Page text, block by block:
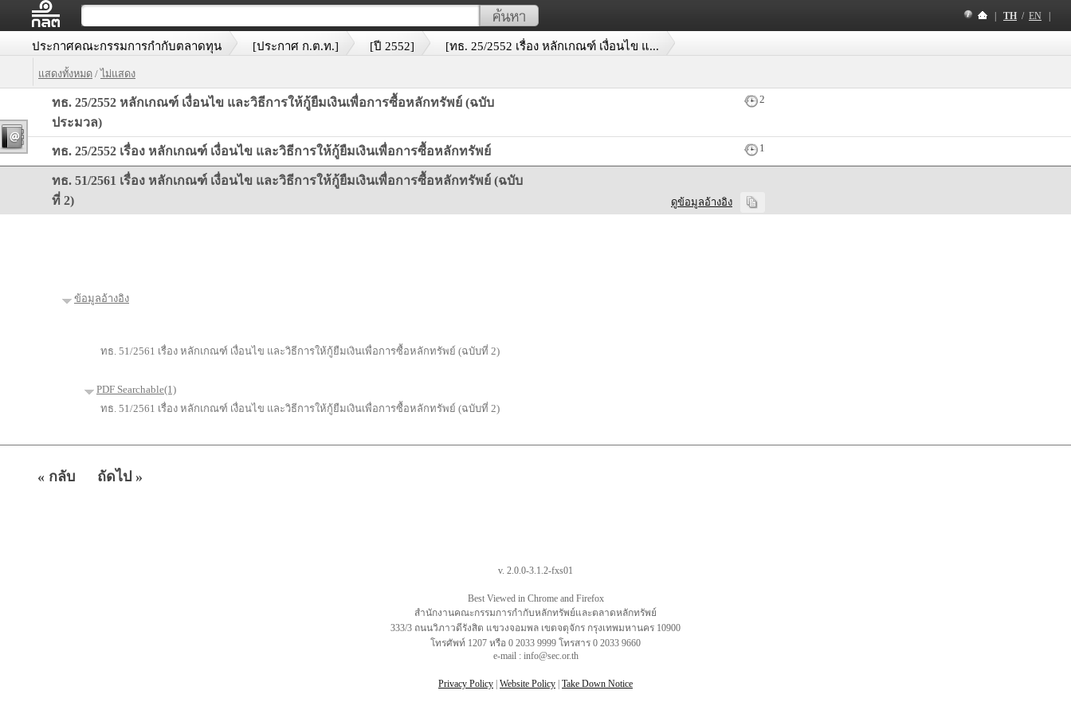
TH / EN
ประกาศคณะกรรมการกำกับตลาดทุน [ประกาศ ก.ต.ท.] [ปี 2552] [ทธ. 25/2552 เรื่อง หลักเกณฑ์ เงื่อนไข แ...
แสดงทั้งหมด / ไม่แสดง
ทธ. 25/2552 หลักเกณฑ์ เงื่อนไข และวิธีการให้กู้ยืมเงินเพื่อการซื้อหลักทรัพย์ (ฉบับ
ประมวล)
2
ทธ. 25/2552 เรื่อง หลักเกณฑ์ เงื่อนไข และวิธีการให้กู้ยืมเงินเพื่อการซื้อหลักทรัพย์ 1
ทธ. 51/2561 เรื่อง หลักเกณฑ์ เงื่อนไข และวิธีการให้กู้ยืมเงินเพื่อการซื้อหลักทรัพย์ (ฉบับ
ที่ 2)
ดูข้อมูลอ้างอิง
ข้อมูลอ้างอิง
ทธ. 51/2561 เรื่อง หลักเกณฑ์ เงื่อนไข และวิธีการให้กู้ยืมเงินเพื่อการซื้อหลักทรัพย์ (ฉบับที่ 2)
PDF Searchable(1)
ทธ. 51/2561 เรื่อง หลักเกณฑ์ เงื่อนไข และวิธีการให้กู้ยืมเงินเพื่อการซื้อหลักทรัพย์ (ฉบับที่ 2)
« กลับ ถัดไป »
v. 2.0.0-3.1.2-fxs01
Best Viewed in Chrome and Firefox
สำนักงานคณะกรรมการกำกับหลักทรัพย์และตลาดหลักทรัพย์
333/3 ถนนวิภาวดีรังสิต แขวงจอมพล เขตจตุจักร กรุงเทพมหานคร 10900
โทรศัพท์ 1207 หรือ 0 2033 9999 โทรสาร 0 2033 9660
e-mail : info@sec.or.th
Privacy Policy Website Policy Take Down Notice